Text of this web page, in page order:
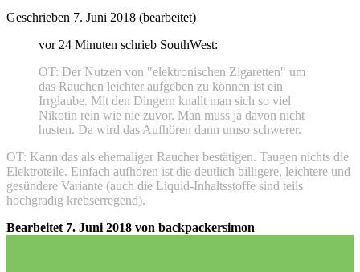
Geschrieben 7. Juni 2018 (bearbeitet)
vor 24 Minuten schrieb SouthWest:
OT: Der Nutzen von "elektronischen Zigaretten" um
das Rauchen leichter aufgeben zu können ist ein
Irrglaube. Mit den Dingern knallt man sich so viel
Nikotin rein wie nie zuvor. Man muss ja davon nicht
husten. Da wird das Aufhören dann umso schwerer.
OT: Kann das als ehemaliger Raucher bestätigen. Taugen nichts die
Elektroteile. Einfach aufhören ist die deutlich billigere, leichtere und
gesündere Variante (auch die Liquid-Inhaltsstoffe sind teils
hochgradig krebserregend).
Bearbeitet 7. Juni 2018 von backpackersimon